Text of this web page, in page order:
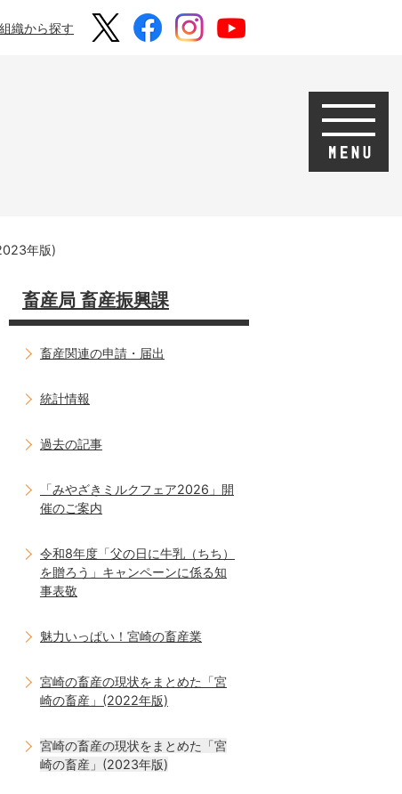
組織から探す
年版)
畜産局 畜産振興課
畜産関連の申請・届出
統計情報
過去の記事
「みやざきミルクフェア2026」開
催のご案内
令和8年度「父の日に牛乳（ちち）
を贈ろう」キャンペーンに係る知
事表敬
魅力いっぱい！宮崎の畜産業
宮崎の畜産の現状をまとめた「宮
崎の畜産」(2022年版)
宮崎の畜産の現状をまとめた「宮
崎の畜産」(2023年版)